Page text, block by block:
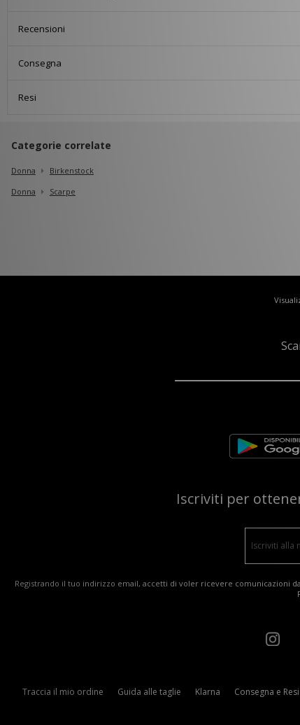
Recensioni
Consegna
Resi
Categorie correlate
Donna
Birkenstock
Donna
Scarpe
Iscriviti per
Registrando il tuo indirizzo email, accetti di voler ricevere comunicazioni
Traccia il mio ordine Guida alle taglie Klarna Consegna e Resi